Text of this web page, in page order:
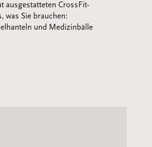
ausgestatteten CrossFit-
was Sie brauchen:
und Medizinbälle